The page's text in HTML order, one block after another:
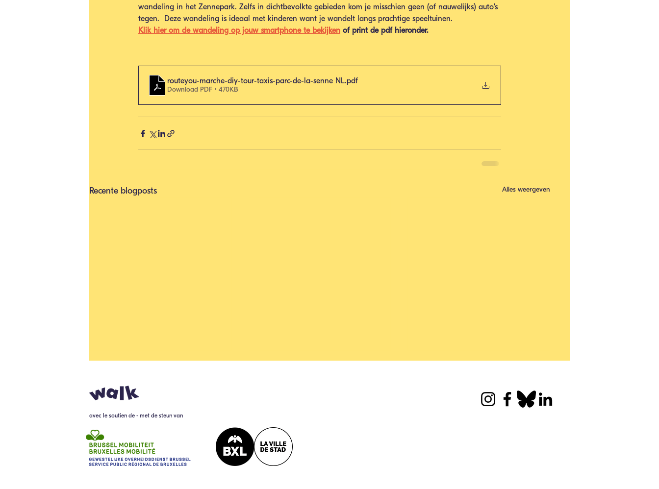
wandeling in het Zennepark. Zelfs in dichtbevolkte gebieden kom je misschien geen (of nauwelijks) auto's
tegen.  Deze wandeling is ideaal met kinderen want je wandelt langs prachtige speeltuinen.
Klik hier om de wandeling op jouw smartphone te bekijken of print de pdf hieronder.
routeyou-marche-diy-tour-taxis-parc-de-la-senne NL.pdf
Download PDF • 470KB
Recente blogposts Alles weergeven
Stage-aanbieding
Het comfort van stoepen in
Brussel: werk in uitvoering
avec le soutien de - met de steun van